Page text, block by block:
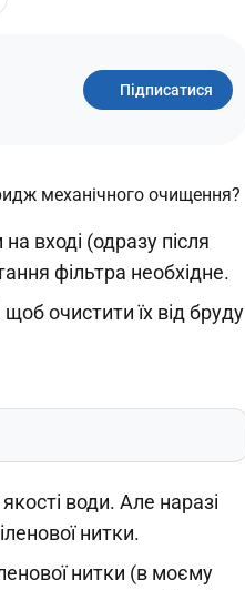
Підписатися
вході (одразу після
фільтра необхідне.
очистити їх від бруду
води. Але наразі
нитки.
нитки (в моєму